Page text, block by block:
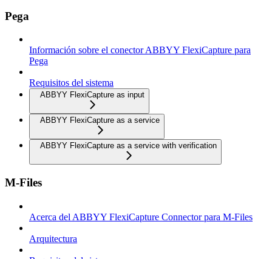
Pega
Información sobre el conector ABBYY FlexiCapture para
Pega
Requisitos del sistema
ABBYY FlexiCapture as input
ABBYY FlexiCapture as a service
ABBYY FlexiCapture as a service with verification
M-Files
Acerca del ABBYY FlexiCapture Connector para M-Files
Arquitectura